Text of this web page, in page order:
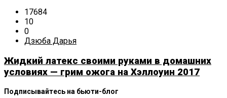
17684
10
0
Дзюба Дарья
Жидкий латекс своими руками в домашних
условиях — грим ожога на Хэллоуин 2017
Подписывайтесь на бьюти-блог